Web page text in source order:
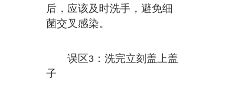
后，应该及时洗手，避免细
菌交叉感染。
误区3：洗完立刻盖上盖
子